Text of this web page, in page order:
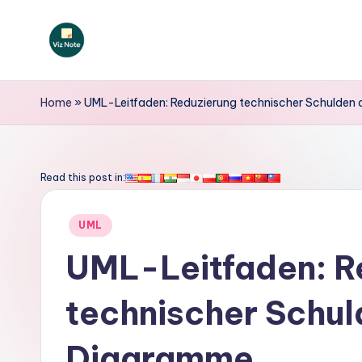
V
iz
o
Home »UML-Leitfaden: Reduzierung technischer Schulden
Read this post in:
Posted
UML
UML-Leitfaden:
technischer